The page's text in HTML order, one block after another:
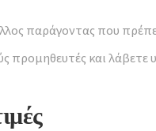
παράγοντας που
προμηθευτές και